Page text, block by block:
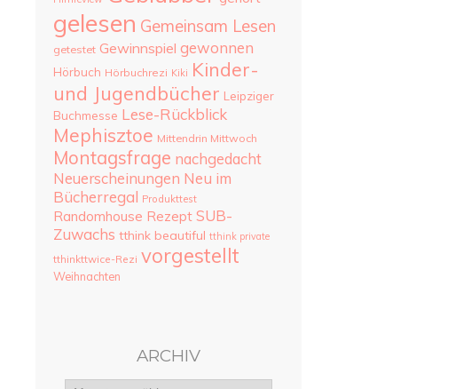
gelesen Gemeinsam Lesen
getestet Gewinnspiel gewonnen
Hörbuch Hörbuchrezi Kiki Kinder-
und Jugendbücher Leipziger
Buchmesse Lese-Rückblick
Mephisztoe Mittendrin Mittwoch
Montagsfrage nachgedacht
Neuerscheinungen Neu im
Bücherregal Produkttest
Randomhouse Rezept SUB-
Zuwachs tthink beautiful tthink private
tthinkttwice-Rezi vorgestellt
Weihnachten
ARCHIV